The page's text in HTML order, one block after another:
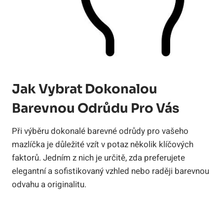
Jak Vybrat Dokonalou
Barevnou Odrůdu Pro Vás
Při výběru dokonalé barevné odrůdy pro vašeho
mazlíčka je důležité vzít v potaz několik klíčových
faktorů. Jedním z nich je určitě, zda preferujete
elegantní a sofistikovaný vzhled nebo raději barevnou
odvahu a originalitu.